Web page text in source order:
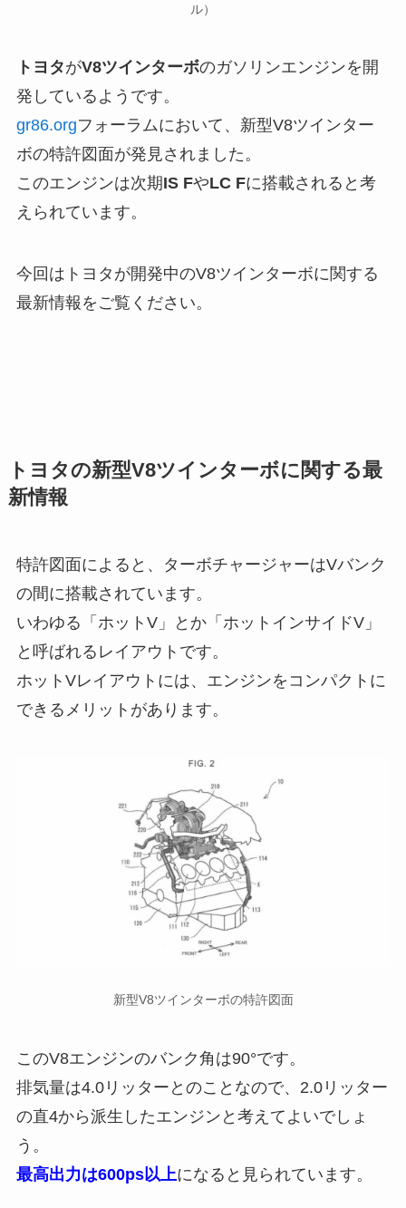
ル）
トヨタがV8ツインターボのガソリンエンジンを開
発しているようです。
gr86.orgフォーラムにおいて、新型V8ツインター
ボの特許図面が発見されました。
このエンジンは次期IS FやLC Fに搭載されると考
えられています。
今回はトヨタが開発中のV8ツインターボに関する
最新情報をご覧ください。
トヨタの新型V8ツインターボに関する最
新情報
特許図面によると、ターボチャージャーはVバンク
の間に搭載されています。
いわゆる「ホットV」とか「ホットインサイドV」
と呼ばれるレイアウトです。
ホットVレイアウトには、エンジンをコンパクトに
できるメリットがあります。
新型V8ツインターボの特許図面
このV8エンジンのバンク角は90°です。
排気量は4.0リッターとのことなので、2.0リッター
の直4から派生したエンジンと考えてよいでしょ
う。
最高出力は600ps以上になると見られています。